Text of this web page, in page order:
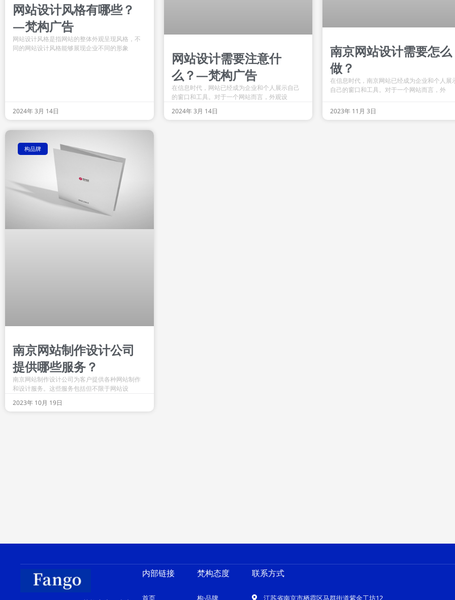
网站设计风格有哪些？
—梵构广告
网站设计风格是指网站的整体外观呈现风格，不
同的网站设计风格能够展现企业不同的形象
2024年 3月 14日
网站设计需要注意什
么？—梵构广告
在信息时代，网站已经成为企业和个人展示自己
的窗口和工具。对于一个网站而言，外观设
2024年 3月 14日
南京网站设计需要怎么
做？
在信息时代，南京网站已经成为企业和个人展
自己的窗口和工具。对于一个网站而言，外
2023年 11月 3日
构品牌
南京网站制作设计公司
提供哪些服务？
南京网站制作设计公司为客户提供各种网站制作
和设计服务。这些服务包括但不限于网站设
2023年 10月 19日
内部链接
首页
梵构态度
构·品牌
联系方式
江苏省南京市栖霞区马群街道紫金工坊12